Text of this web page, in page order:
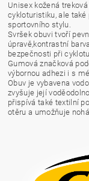
Unisex kožená
cykloturistiku, ale také
sportovního stylu.
Svršek obuvi tvoří
úpravě,kontrastní
bezpečnosti při
Gumová značková
výbornou adhezi i s
Obuv je vybavena
zvyšuje její
přispívá také textilní
otěru a umožňuje